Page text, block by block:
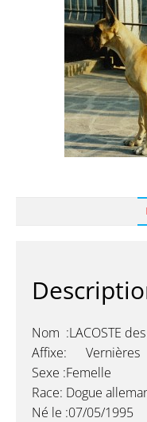
Nom :LACOSTE des
Affixe: Vernières
Sexe :Femelle
Race: Dogue
Né le :07/05/1995